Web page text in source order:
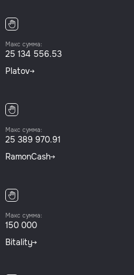
Макс сумма:
25 134 556.53
Platov
Макс сумма:
25 389 970.91
RamonCash
Макс сумма:
150 000
Bitality